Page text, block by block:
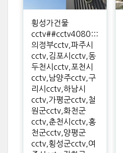
횡성가건물
cctv##cctv4080:::
의정부cctv,파주시
cctv,김포시cctv,동
두천시cctv,포천시
cctv,남양주cctv,구
리시cctv,하남시
cctv,가평군cctv,철
원군cctv,화천군
cctv,춘천시cctv,홍
천군cctv,양평군
cctv,횡성군cctv,여